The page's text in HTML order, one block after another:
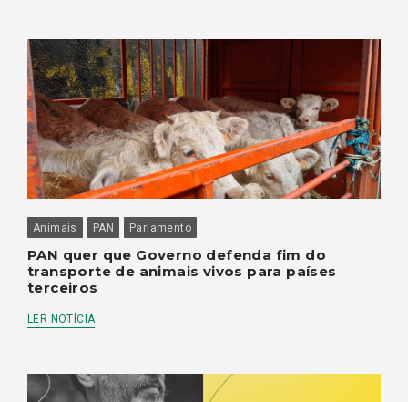
Animais PAN Parlamento
PAN quer que Governo defenda fim do
transporte de animais vivos para países
terceiros
LER NOTÍCIA